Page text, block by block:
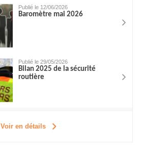
Publié le 12/06/2026
Baromètre mai 2026
Publié le 29/05/2026
Bilan 2025 de la sécurité
routière
Voir en détails